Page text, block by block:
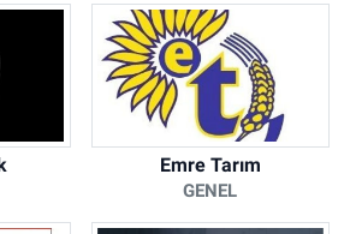
Emre Tarım
GENEL